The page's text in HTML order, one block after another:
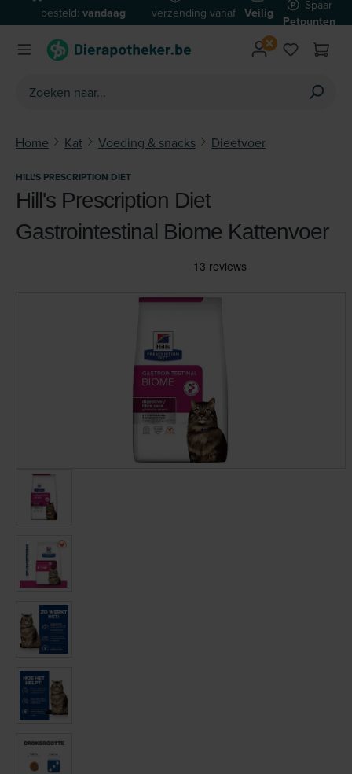
Ga naar de hoofdinhoud
besteld: vandaag
verzonden*
verzending vanaf
€59
Veilig
betalen
Spaar
Petpunten
Home Kat Voeding & snacks Dieetvoer
Afbeeldingengalerij overslaan
HILL'S PRESCRIPTION DIET
Hill's Prescription Diet
Gastrointestinal Biome Kattenvoer